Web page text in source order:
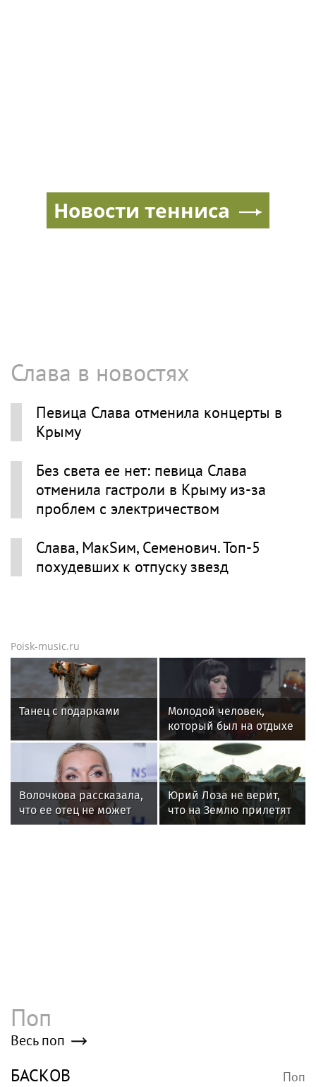
Слава в новостях
Певица Слава отменила концерты в
Крыму
Без света ее нет: певица Слава
отменила гастроли в Крыму из-за
проблем с электричеством
Слава, МакSим, Семенович. Топ-5
похудевших к отпуску звезд
Poisk-music.ru
Танец с подарками
Молодой человек,
который был на отдыхе
с Агузаровой, опроверг
роман с певицей
Волочкова рассказала,
что ее отец не может
восстановиться после
Юрий Лоза не верит,
что на Землю прилетят
инопланетяне
Новости тенниса
Поп
Весь поп
БАСКОВ Поп